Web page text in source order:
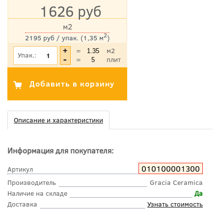
1626 руб
2195 руб / упак. (1,35 м2)
м2
*Цена указана с учетом НДС
Упак.: =
м2
=
плит
Описание и характеристики
Информация для покупателя:
Артикул 010100001300
Производитель
Gracia Ceramica
Наличие на складе
Да
Доставка
Узнать стоимость